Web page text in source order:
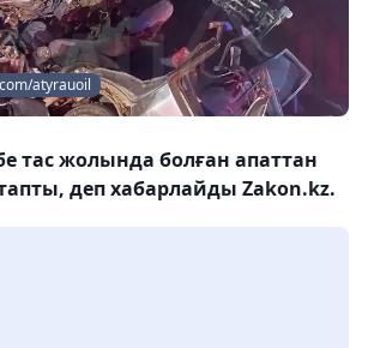
atyrauoil
тас жолында болған апаттан
деп хабарлайды Zakon.kz.